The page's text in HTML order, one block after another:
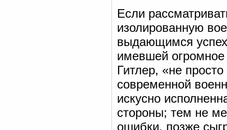
Если
изолированную
выдающимся
имевшей огромное
Гитлер, «не
современной
искусно
стороны; тем не
ошибки, позже